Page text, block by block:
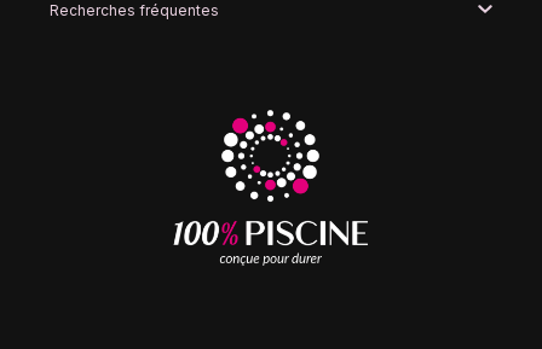
Recherches fréquentes